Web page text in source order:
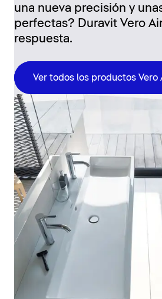
una nueva precisión y
perfectas? Duravit Vero
respuesta.
Ver todos los productos Vero